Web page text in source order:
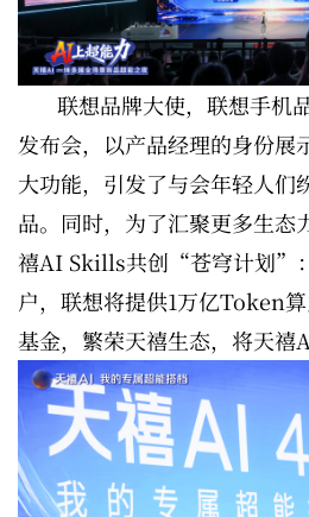
联想品牌大使，联想手机
发布会，以产品经理的身份展
大功能，引发了与会年轻人们
品。同时，为了汇聚更多生态
禧AI Skills共创“苍穹计划”
户，联想将提供1万亿Token
基金，繁荣天禧生态，将天禧